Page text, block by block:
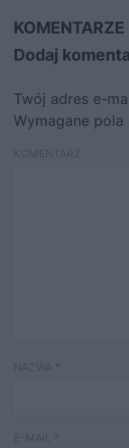
KOMENTARZE
Dodaj
Twój adres e-
Wymagane